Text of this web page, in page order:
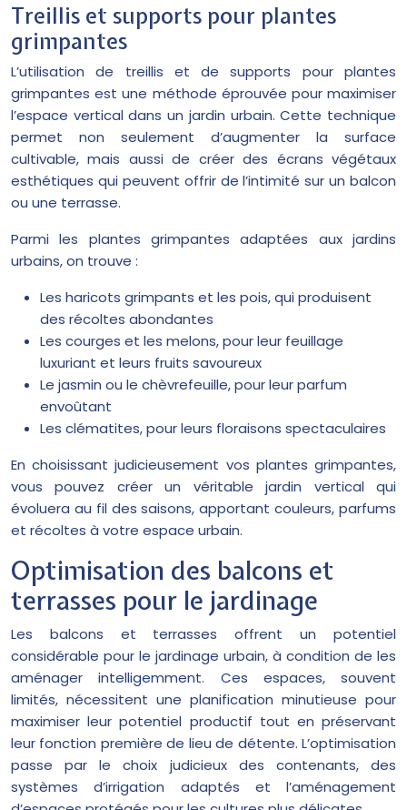
Treillis et supports pour plantes
grimpantes
L’utilisation de treillis et de supports pour plantes
grimpantes est une méthode éprouvée pour maximiser
l’espace vertical dans un jardin urbain. Cette technique
permet non seulement d’augmenter la surface
cultivable, mais aussi de créer des écrans végétaux
esthétiques qui peuvent offrir de l’intimité sur un balcon
ou une terrasse.
Parmi les plantes grimpantes adaptées aux jardins
urbains, on trouve :
Les haricots grimpants et les pois, qui produisent
des récoltes abondantes
Les courges et les melons, pour leur feuillage
luxuriant et leurs fruits savoureux
Le jasmin ou le chèvrefeuille, pour leur parfum
envoûtant
Les clématites, pour leurs floraisons spectaculaires
En choisissant judicieusement vos plantes grimpantes,
vous pouvez créer un véritable jardin vertical qui
évoluera au fil des saisons, apportant couleurs, parfums
et récoltes à votre espace urbain.
Optimisation des balcons et
terrasses pour le jardinage
Les balcons et terrasses offrent un potentiel
considérable pour le jardinage urbain, à condition de les
aménager intelligemment. Ces espaces, souvent
limités, nécessitent une planification minutieuse pour
maximiser leur potentiel productif tout en préservant
leur fonction première de lieu de détente. L’optimisation
passe par le choix judicieux des contenants, des
systèmes d’irrigation adaptés et l’aménagement